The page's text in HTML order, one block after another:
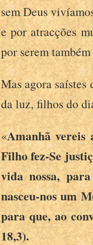
sem Deus
e por atracções
por serem
Mas agora saístes
da luz, filhos do
«Amanhã vereis
Filho fez-Se
vida nossa,
nasceu-nos um
para que, ao
18,3).